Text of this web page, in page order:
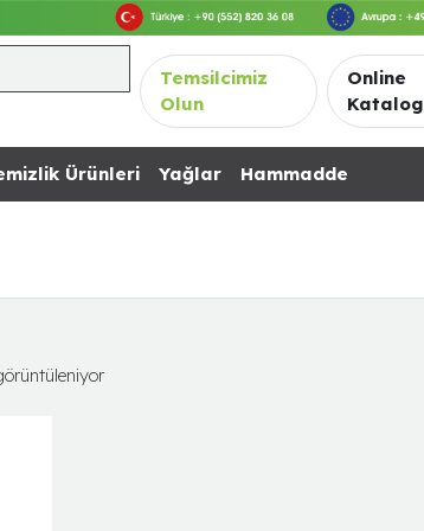
Temsilcimiz
Olun
Online
Katalog
Ürünleri Yağlar Hammadde